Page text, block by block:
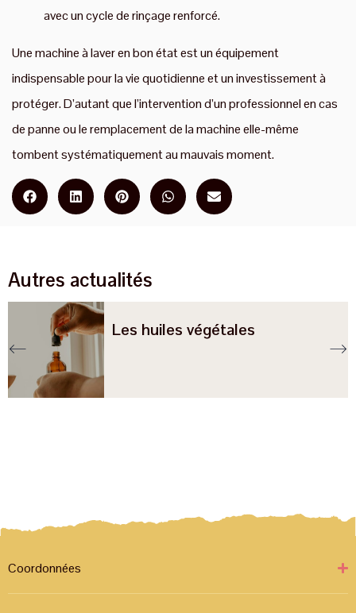
avec un cycle de rinçage renforcé.
Une machine à laver en bon état est un équipement
indispensable pour la vie quotidienne et un investissement à
protéger. D’autant que l’intervention d’un professionnel en cas
de panne ou le remplacement de la machine elle-même
tombent systématiquement au mauvais moment.
Autres actualités
Les huiles végétales
Coordonnées